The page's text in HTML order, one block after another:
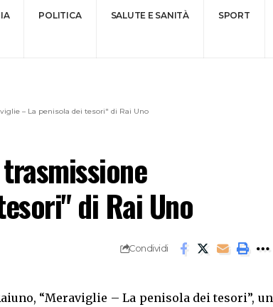
POLITICA SALUTE E SANITÀ SPORT
– La penisola dei tesori" di Rai Uno
di Rai Uno
Condividi
“Meraviglie – La penisola dei tesori”, un